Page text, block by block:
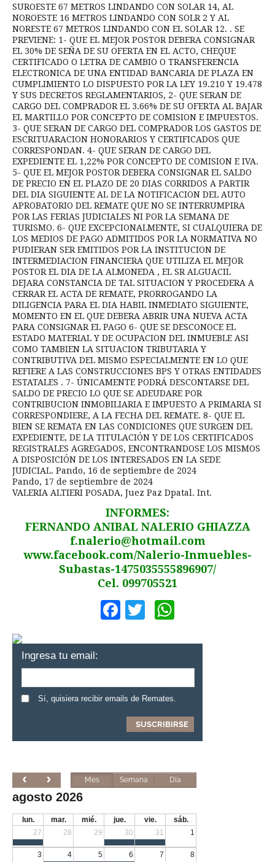
SUROESTE 67 METROS LINDANDO CON SOLAR 14, AL
NOROESTE 16 METROS LINDANDO CON SOLR 2 Y AL
NORESTE 67 METROS LINDANDO CON EL SOLAR 12. . SE
PREVIENE: 1- QUE EL MEJOR POSTOR DEBERA CONSIGNAR
EL 30% DE SEÑA DE SU OFERTA EN EL ACTO, CHEQUE
CERTIFICADO O LETRA DE CAMBIO O TRANSFERENCIA
ELECTRONICA DE UNA ENTIDAD BANCARIA DE PLAZA EN
CUMPLIMIENTO LO DISPUESTO POR LA LEY 19.210 Y 19.478
Y SUS DECRETOS REGLAMENTARIOS, 2- QUE SERAN DE
CARGO DEL COMPRADOR EL 3.66% DE SU OFERTA AL BAJAR
EL MARTILLO POR CONCEPTO DE COMISION E IMPUESTOS.
3- QUE SERAN DE CARGO DEL COMPRADOR LOS GASTOS DE
ESCRITUARACION HONORARIOS Y CERTIFICADOS QUE
CORRESPONDAN. 4- QUE SERAN DE CARGO DEL
EXPEDIENTE EL 1,22% POR CONCEPTO DE COMISION E IVA.
5- QUE EL MEJOR POSTOR DEBERA CONSIGNAR EL SALDO
DE PRECIO EN EL PLAZO DE 20 DIAS CORRIDOS A PARTIR
DEL DIA SIGUIENTE AL DE LA NOTIFICACION DEL AUTO
APROBATORIO DEL REMATE QUE NO SE INTERRUMPIRA
POR LAS FERIAS JUDICIALES NI POR LA SEMANA DE
TURISMO. 6- QUE EXCEPCIONALMENTE, SI CUALQUIERA DE
LOS MEDIOS DE PAGO ADMITIDOS POR LA NORMATIVA NO
PUDIERAN SER EMITIDOS POR LA INSTITUCION DE
INTERMEDIACION FINANCIERA QUE UTILIZA EL MEJOR
POSTOR EL DIA DE LA ALMONEDA , EL SR ALGUACIL
DEJARA CONSTANCIA DE TAL SITUACION Y PROCEDERA A
CERRAR EL ACTA DE REMATE, PRORROGANDO LA
DILIGENCIA PARA EL DIA HABIL INMEDIATO SIGUIENTE,
MOMENTO EN EL QUE DEBERA ABRIR UNA NUEVA ACTA
PARA CONSIGNAR EL PAGO 6- QUE SE DESCONOCE EL
ESTADO MATERIAL Y DE OCUPACION DEL INMUEBLE ASI
COMO TAMBIEN LA SITUACION TRIBUTARIA Y
CONTRIBUTIVA DEL MISMO ESPECIALMENTE EN LO QUE
REFIERE A LAS CONSTRUCCIONES BPS Y OTRAS ENTIDADES
ESTATALES . 7- ÚNICAMENTE PODRÁ DESCONTARSE DEL
SALDO DE PRECIO LO QUE SE ADEUDARE POR
CONTRIBUCION INMOBILIARIA E IMPUESTO A PRIMARIA SI
CORRESPONDIERE, A LA FECHA DEL REMATE. 8- QUE EL
BIEN SE REMATA EN LAS CONDICIONES QUE SURGEN DEL
EXPEDIENTE, DE LA TITULACIÓN Y DE LOS CERTIFICADOS
REGISTRALES AGREGADOS, ENCONTRANDOSE LOS MISMOS
A DISPOSICIÓN DE LOS INTERESADOS EN LA SEDE
JUDICIAL. Pando, 16 de septiembre de 2024
Pando, 17 de septiembre de 2024
VALERIA ALTIERI POSADA, Juez Paz Dpatal. Int.
INFORMES:
FERNANDO ANIBAL NALERIO GHIAZZA
f.nalerio@hotmail.com
www.facebook.com/Nalerio-Inmuebles-
Subastas-1475035555896907/
Cel. 099705521
Facebook
Twitter
Ingresa tu email:
Sí, quisiera recibir emails de Remates.
Mes Semana Día
agosto 2026
lun. mar. mié. jue. vie.
sáb.
27
28 29 30 31 1
3 4 5 6 7 8